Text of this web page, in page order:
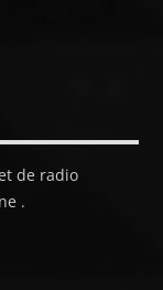
de radio
.